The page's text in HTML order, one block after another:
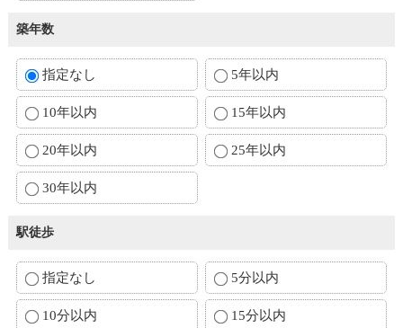
築年数
指定なし 5年以内
10年以内 15年以内
20年以内 25年以内
30年以内
駅徒歩
指定なし 5分以内
10分以内 15分以内